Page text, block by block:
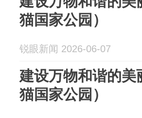
猫国家公园）
锐眼新闻 2026-06-07
建设万物和谐的美
猫国家公园）